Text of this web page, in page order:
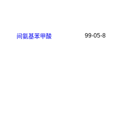
间氨基苯甲酸​ 99-05-8